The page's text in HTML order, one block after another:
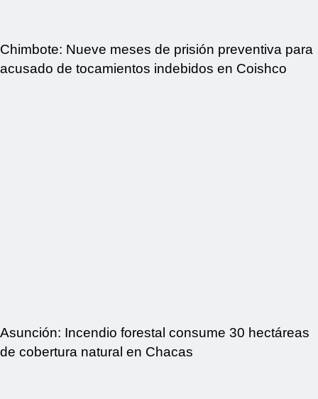
Chimbote: Nueve meses de prisión preventiva para
acusado de tocamientos indebidos en Coishco
Asunción: Incendio forestal consume 30 hectáreas
de cobertura natural en Chacas